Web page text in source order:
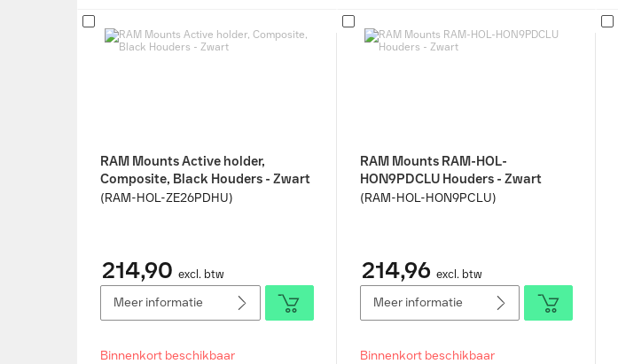
RAM Mounts Active holder,
Composite, Black Houders - Zwart
(RAM-HOL-ZE26PDHU)
214,90 excl. btw
Meer informatie
Binnenkort beschikbaar
RAM Mounts RAM-HOL-
HON9PDCLU Houders - Zwart
(RAM-HOL-HON9PCLU)
214,96 excl. btw
Meer informatie
Binnenkort beschikbaar